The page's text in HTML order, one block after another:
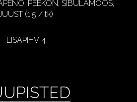
PEEKON, SIBULAMOOS,
(1.5 / tk)
LISAPIHV 4